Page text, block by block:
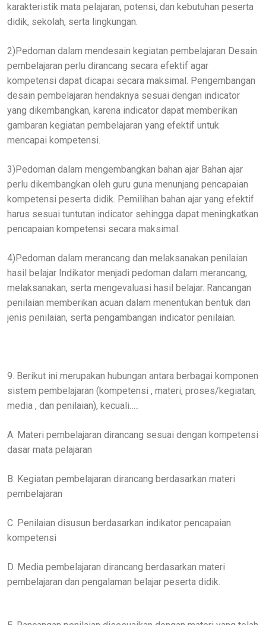
karakteristik mata pelajaran, potensi, dan kebutuhan peserta
didik, sekolah, serta lingkungan.
2)Pedoman dalam mendesain kegiatan pembelajaran Desain
pembelajaran perlu dirancang secara efektif agar
kompetensi dapat dicapai secara maksimal. Pengembangan
desain pembelajaran hendaknya sesuai dengan indicator
yang dikembangkan, karena indicator dapat memberikan
gambaran kegiatan pembelajaran yang efektif untuk
mencapai kompetensi.
3)Pedoman dalam mengembangkan bahan ajar Bahan ajar
perlu dikembangkan oleh guru guna menunjang pencapaian
kompetensi peserta didik. Pemilihan bahan ajar yang efektif
harus sesuai tuntutan indicator sehingga dapat meningkatkan
pencapaian kompetensi secara maksimal.
4)Pedoman dalam merancang dan melaksanakan penilaian
hasil belajar Indikator menjadi pedoman dalam merancang,
melaksanakan, serta mengevaluasi hasil belajar. Rancangan
penilaian memberikan acuan dalam menentukan bentuk dan
jenis penilaian, serta pengambangan indicator penilaian.
9. Berikut ini merupakan hubungan antara berbagai komponen
sistem pembelajaran (kompetensi , materi, proses/kegiatan,
media , dan penilaian), kecuali…..
A. Materi pembelajaran dirancang sesuai dengan kompetensi
dasar mata pelajaran
B. Kegiatan pembelajaran dirancang berdasarkan materi
pembelajaran
C. Penilaian disusun berdasarkan indikator pencapaian
kompetensi
D. Media pembelajaran dirancang berdasarkan materi
pembelajaran dan pengalaman belajar peserta didik.